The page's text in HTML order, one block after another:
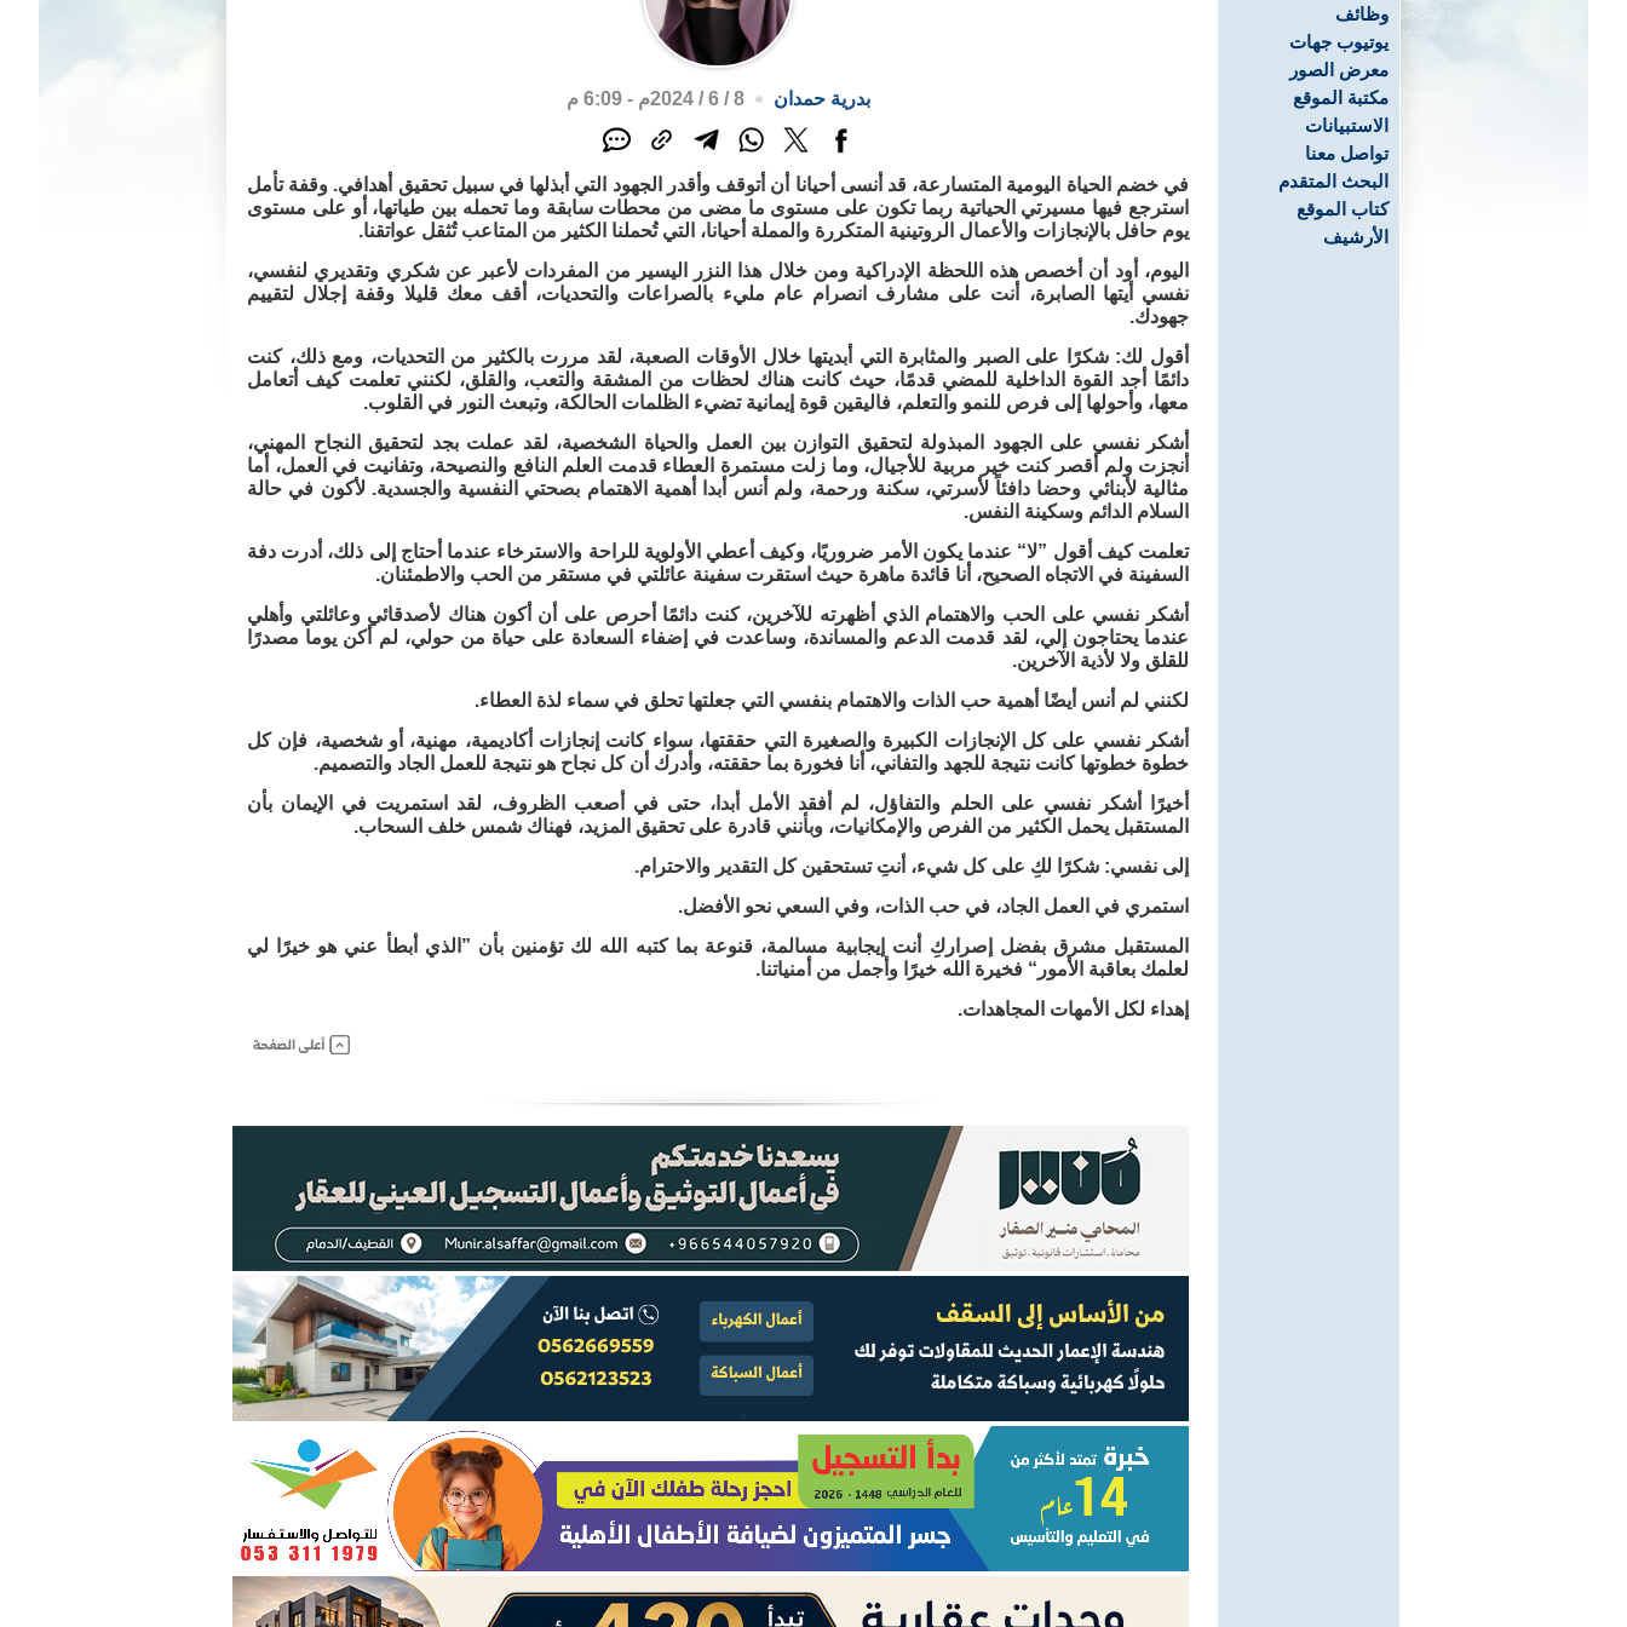
وظائف
يوتيوب جهات
معرض الصور
مكتبة الموقع
الاستبيانات
تواصل معنا
البحث المتقدم
كتاب الموقع
الأرشيف
بدرية حمدان 8 / 6 / 2024م - 6:09 م
في خضم الحياة اليومية المتسارعة، قد أنسى أحيانا أن أتوقف وأقدر الجهود التي أبذلها في سبيل تحقيق أهدافي. وقفة تأمل
استرجع فيها مسيرتي الحياتية ربما تكون على مستوى ما مضى من محطات سابقة وما تحمله بين طياتها، أو على مستوى
يوم حافل بالإنجازات والأعمال الروتينية المتكررة والمملة أحيانا، التي تُحملنا الكثير من المتاعب تُثقل عواتقنا.
اليوم، أود أن أخصص هذه اللحظة الإدراكية ومن خلال هذا النزر اليسير من المفردات لأعبر عن شكري وتقديري لنفسي،
نفسي أيتها الصابرة، أنت على مشارف انصرام عام مليء بالصراعات والتحديات، أقف معك قليلا وقفة إجلال لتقييم
جهودك.
أقول لك: شكرًا على الصبر والمثابرة التي أبديتها خلال الأوقات الصعبة، لقد مررت بالكثير من التحديات، ومع ذلك، كنت
دائمًا أجد القوة الداخلية للمضي قدمًا، حيث كانت هناك لحظات من المشقة والتعب، والقلق، لكنني تعلمت كيف أتعامل
معها، وأحولها إلى فرص للنمو والتعلم، فاليقين قوة إيمانية تضيء الظلمات الحالكة، وتبعث النور في القلوب.
أشكر نفسي على الجهود المبذولة لتحقيق التوازن بين العمل والحياة الشخصية، لقد عملت بجد لتحقيق النجاح المهني،
أنجزت ولم أقصر كنت خير مربية للأجيال، وما زلت مستمرة العطاء قدمت العلم النافع والنصيحة، وتفانيت في العمل، أما
مثالية لأبنائي وحضا دافئاً لأسرتي، سكنة ورحمة، ولم أنس أبدا أهمية الاهتمام بصحتي النفسية والجسدية. لأكون في حالة
السلام الدائم وسكينة النفس.
تعلمت كيف أقول ”لا“ عندما يكون الأمر ضروريًا، وكيف أعطي الأولوية للراحة والاسترخاء عندما أحتاج إلى ذلك، أدرت دفة
السفينة في الاتجاه الصحيح، أنا قائدة ماهرة حيث استقرت سفينة عائلتي في مستقر من الحب والاطمئنان.
أشكر نفسي على الحب والاهتمام الذي أظهرته للآخرين، كنت دائمًا أحرص على أن أكون هناك لأصدقائي وعائلتي وأهلي
عندما يحتاجون إلي، لقد قدمت الدعم والمساندة، وساعدت في إضفاء السعادة على حياة من حولي، لم أكن يوما مصدرًا
للقلق ولا لأذية الآخرين.
لكنني لم أنس أيضًا أهمية حب الذات والاهتمام بنفسي التي جعلتها تحلق في سماء لذة العطاء.
أشكر نفسي على كل الإنجازات الكبيرة والصغيرة التي حققتها، سواء كانت إنجازات أكاديمية، مهنية، أو شخصية، فإن كل
خطوة خطوتها كانت نتيجة للجهد والتفاني، أنا فخورة بما حققته، وأدرك أن كل نجاح هو نتيجة للعمل الجاد والتصميم.
أخيرًا أشكر نفسي على الحلم والتفاؤل، لم أفقد الأمل أبدا، حتى في أصعب الظروف، لقد استمريت في الإيمان بأن
المستقبل يحمل الكثير من الفرص والإمكانيات، وبأنني قادرة على تحقيق المزيد، فهناك شمس خلف السحاب.
إلى نفسي: شكرًا لكِ على كل شيء، أنتِ تستحقين كل التقدير والاحترام.
استمري في العمل الجاد، في حب الذات، وفي السعي نحو الأفضل.
المستقبل مشرق بفضل إصراركِ أنت إيجابية مسالمة، قنوعة بما كتبه الله لك تؤمنين بأن ”الذي أبطأ عني هو خيرًا لي
لعلمك بعاقبة الأمور“ فخيرة الله خيرًا وأجمل من أمنياتنا.
إهداء لكل الأمهات المجاهدات.